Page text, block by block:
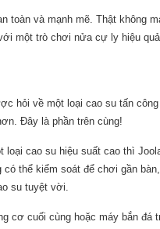
toàn và mạnh mẽ. Thật không
một trò chơi nửa cự ly hiệu
hỏi về một loại cao su tấn
Đây là phần trên cùng!
loại cao su hiệu suất cao thì
có thể kiểm soát để chơi gần
su tuyệt vời.
cơ cuối cùng hoặc máy bắn